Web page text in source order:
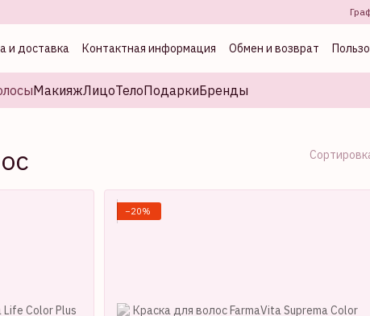
и доставка Контактная информация Обмен и возврат
МакияжЛицоТелоПодаркиБренды
−20%